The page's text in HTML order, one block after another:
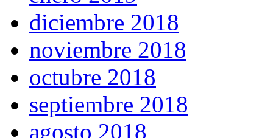
diciembre 2018
noviembre 2018
octubre 2018
septiembre 2018
agosto 2018